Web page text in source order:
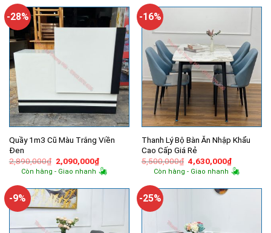
12,060,000₫.
850,000₫.
-28%
Quầy 1m3 Cũ Màu Trắng Viền
Đen
2,890,000₫ Giá
gốc
là:
2,090,000₫Giá
hiện
tại
2,090,000₫.
Còn hàng - Giao nhanh
-16%
Thanh Lý Bộ Bàn Ăn Nhập Khẩu
Cao Cấp Giá Rẻ
5,500,000₫ Giá
gốc
là:
4,630,000₫Giá
hiện
tại
Còn hàng - Giao nhanh
-9% -25%